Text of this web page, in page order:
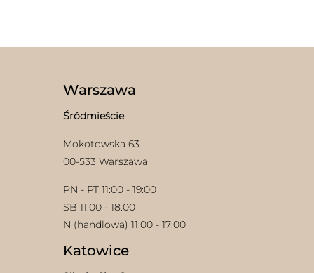
Warszawa
Śródmieście
Mokotowska 63
00-533 Warszawa
PN - PT 11:00 - 19:00
SB 11:00 - 18:00
N (handlowa) 11:00 - 17:00
Katowice